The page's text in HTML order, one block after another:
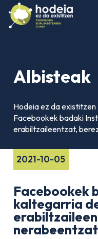
Albisteak
Hodeia ez da existitzen
Facebookek badaki
erabiltzaileentzat,
2021-10-05
Facebookek
kaltegarria
nerabeentzat